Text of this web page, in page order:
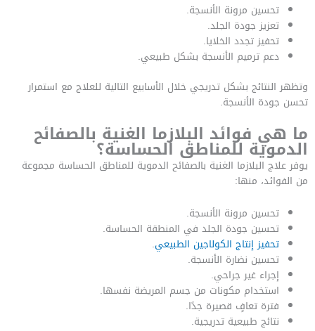
تحسين مرونة الأنسجة.
تعزيز جودة الجلد.
تحفيز تجدد الخلايا.
دعم ترميم الأنسجة بشكل طبيعي.
وتظهر النتائج بشكل تدريجي خلال الأسابيع التالية للعلاج مع استمرار
تحسن جودة الأنسجة.
ما هي فوائد البلازما الغنية بالصفائح
الدموية للمناطق الحساسة؟
يوفر علاج البلازما الغنية بالصفائح الدموية للمناطق الحساسة مجموعة
من الفوائد، منها:
تحسين مرونة الأنسجة.
تحسين جودة الجلد في المنطقة الحساسة.
تحفيز إنتاج الكولاجين الطبيعي.
تحسين نضارة الأنسجة.
إجراء غير جراحي.
استخدام مكونات من جسم المريضة نفسها.
فترة تعافٍ قصيرة جدًا.
نتائج طبيعية تدريجية.